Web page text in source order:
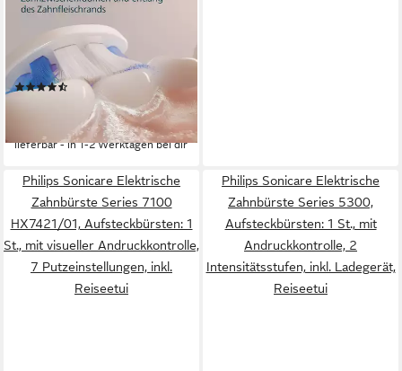
6100 HX7400/01
Schalltechnologie
Technologie
1 St. Aufsteckbürsten
2 Reinigungsprogramme
(90)
UVP99,99 €
lieferbar - in 1-2 Werktagen bei dir
Philips Sonicare Elektrische
Zahnbürste Series 7100
HX7421/01, Aufsteckbürsten: 1
St., mit visueller Andruckkontrolle,
7 Putzeinstellungen, inkl.
Reiseetui
Philips Sonicare Elektrische
Zahnbürste Series 5300,
Aufsteckbürsten: 1 St., mit
Andruckkontrolle, 2
Intensitätsstufen, inkl. Ladegerät,
Reiseetui